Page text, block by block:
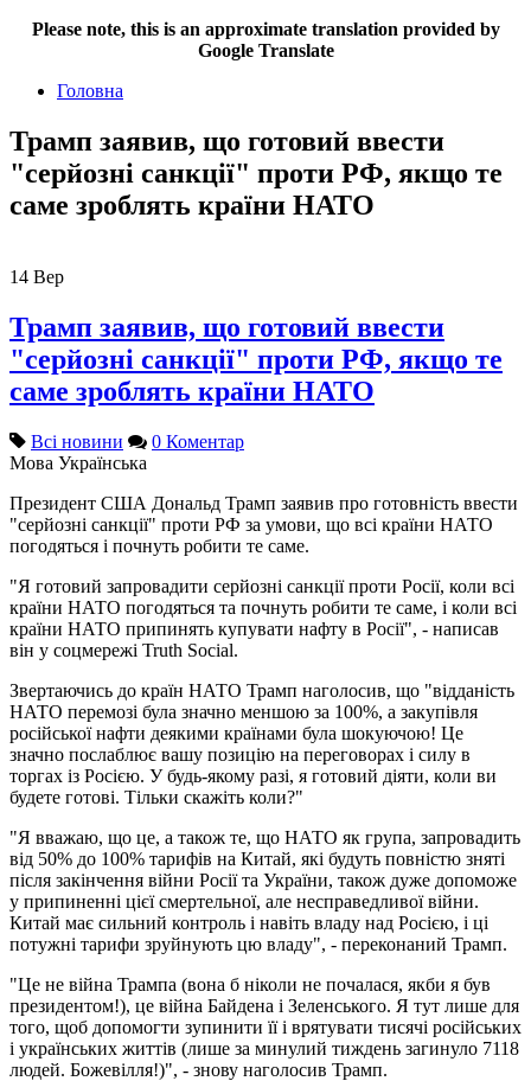
Please note, this is an approximate translation provided by
Google Translate
Головна
Трамп заявив, що готовий ввести
"серйозні санкції" проти РФ, якщо те
саме зроблять країни НАТО
14 Вер
Трамп заявив, що готовий ввести
"серйозні санкції" проти РФ, якщо те
саме зроблять країни НАТО
Всі новини
0 Коментар
Мова Українська
Президент США Дональд Трамп заявив про готовність ввести
"серйозні санкції" проти РФ за умови, що всі країни НАТО
погодяться і почнуть робити те саме.
"Я готовий запровадити серйозні санкції проти Росії, коли всі
країни НАТО погодяться та почнуть робити те саме, і коли всі
країни НАТО припинять купувати нафту в Росії", - написав
він у соцмережі Truth Social.
Звертаючись до країн НАТО Трамп наголосив, що "відданість
НАТО перемозі була значно меншою за 100%, а закупівля
російської нафти деякими країнами була шокуючою! Це
значно послаблює вашу позицію на переговорах і силу в
торгах із Росією. У будь-якому разі, я готовий діяти, коли ви
будете готові. Тільки скажіть коли?"
"Я вважаю, що це, а також те, що НАТО як група, запровадить
від 50% до 100% тарифів на Китай, які будуть повністю зняті
після закінчення війни Росії та України, також дуже допоможе
у припиненні цієї смертельної, але несправедливої війни.
Китай має сильний контроль і навіть владу над Росією, і ці
потужні тарифи зруйнують цю владу", - переконаний Трамп.
"Це не війна Трампа (вона б ніколи не почалася, якби я був
президентом!), це війна Байдена і Зеленського. Я тут лише для
того, щоб допомогти зупинити її і врятувати тисячі російських
і українських життів (лише за минулий тиждень загинуло 7118
людей. Божевілля!)", - знову наголосив Трамп.